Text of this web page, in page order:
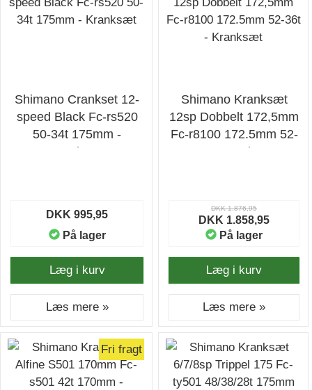
Shimano Crankset 12-
speed Black Fc-rs520
50-34t 175mm -
Kranksæt
DKK 995,95
På lager
Læg i kurv
Læs mere »
Shimano Kranksæt
12sp Dobbelt 172,5mm
Fc-r8100 172.5mm 52-
36t - Kranksæt
DKK 1.876,95
DKK 1.858,95
På lager
Læg i kurv
Læs mere »
Fri fragt